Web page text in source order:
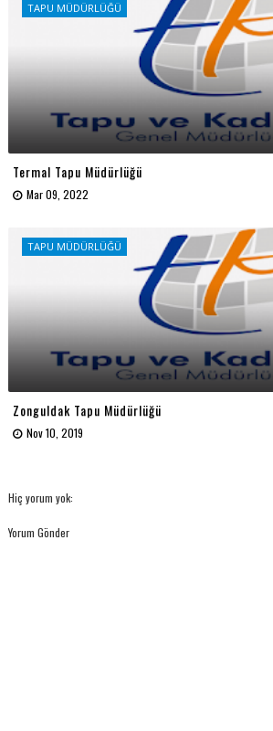
TAPU MÜDÜRLÜĞÜ
Termal Tapu Müdürlüğü
Mar 09, 2022
TAPU MÜDÜRLÜĞÜ
Zonguldak Tapu Müdürlüğü
Nov 10, 2019
Hiç yorum yok:
Yorum Gönder